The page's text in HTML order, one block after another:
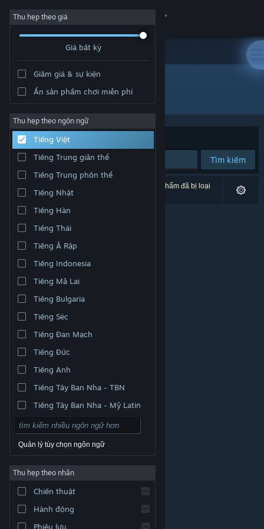
Đăng nhập
Cộng đồng
Thông tin
Hỗ trợ
Thay đổi ngôn ngữ
Cài ứng dụng Steam di động
Xem web cho desktop
thương hiệu là tài sản của chủ sở hữu tương ứng tại
Pháp lý
Hỗ trợ tiếp cận
ký Steam
|Hoàn tiền|
Thu hẹp theo giá
Giá bất kỳ
Giảm giá & sự kiện
Ẩn sản phẩm chơi miễn phí
Thu hẹp theo ngôn ngữ
Tiếng Việt
Tiếng Trung giản thể
Tiếng Trung phồn thể
Tiếng Nhật
Tiếng Hàn
Tiếng Thái
Tiếng Ả Rập
Tiếng Indonesia
Tiếng Mã Lai
Tiếng Bulgaria
Tiếng Séc
Tiếng Đan Mạch
Tiếng Đức
Tiếng Anh
Tiếng Tây Ban Nha - TBN
Tiếng Tây Ban Nha - Mỹ Latin
Quản lý tùy chọn ngôn ngữ
Thu hẹp theo nhãn
Chiến thuật
Hành động
Phiêu lưu
Nhà phát hành: Chim Ruoi Games
Xếp theo Độ liên quan
Tìm kiếm
0 kết quả phù hợp tìm kiếm của bạn. 4 tựa sản phẩm đã bị loại
trừ dựa trên tùy chỉnh của bạn.